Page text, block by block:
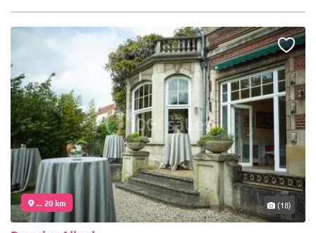
... 20 km (18)